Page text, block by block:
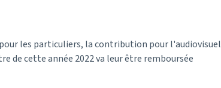
les particuliers, la contribution pour l'audiovisuel
de cette année 2022 va leur être remboursée